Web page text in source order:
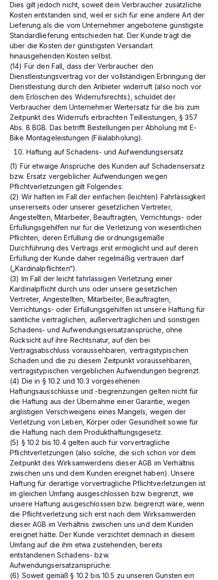
Dies gilt jedoch nicht, soweit dem Verbraucher zusätzliche
Kosten entstanden sind, weil er sich für eine andere Art der
Lieferung als die vom Unternehmer angebotene günstigste
Standardlieferung entschieden hat. Der Kunde trägt die
über die Kosten der günstigsten Versandart
hinausgehenden Kosten selbst.
(14) Für den Fall, dass der Verbraucher den
Dienstleistungsvertrag vor der vollständigen Erbringung der
Dienstleistung durch den Anbieter widerruft (also noch vor
dem Erlöschen des Widerrufsrechts), schuldet der
Verbraucher dem Unternehmer Wertersatz für die bis zum
Zeitpunkt des Widerrufs erbrachten Teilleistungen, § 357
Abs. 8 BGB. Das betrifft Bestellungen per Abholung mit E-
Bike Montageleistungen (Filialabholung).
Haftung auf Schadens- und Aufwendungsersatz
(1) Für etwaige Ansprüche des Kunden auf Schadensersatz
bzw. Ersatz vergeblicher Aufwendungen wegen
Pflichtverletzungen gilt Folgendes:
(2) Wir haften im Fall der einfachen (leichten) Fahrlässigkeit
unsererseits oder unserer gesetzlichen Vertreter,
Angestellten, Mitarbeiter, Beauftragten, Verrichtungs- oder
Erfüllungsgehilfen nur für die Verletzung von wesentlichen
Pflichten, deren Erfüllung die ordnungsgemäße
Durchführung des Vertrags erst ermöglicht und auf deren
Erfüllung der Kunde daher regelmäßig vertrauen darf
(„Kardinalpflichten“).
(3) Im Fall der leicht fahrlässigen Verletzung einer
Kardinalpflicht durch uns oder unsere gesetzlichen
Vertreter, Angestellten, Mitarbeiter, Beauftragten,
Verrichtungs- oder Erfüllungsgehilfen ist unsere Haftung für
sämtliche vertraglichen, außervertraglichen und sonstigen
Schadens- und Aufwendungsersatzansprüche, ohne
Rücksicht auf ihre Rechtsnatur, auf den bei
Vertragsabschluss voraussehbaren, vertragstypischen
Schaden und die zu diesem Zeitpunkt voraussehbaren,
vertragstypischen vergeblichen Aufwendungen begrenzt.
(4) Die in § 10.2 und 10.3 vorgesehenen
Haftungsausschlüsse und -begrenzungen gelten nicht für
die Haftung aus der Übernahme einer Garantie, wegen
arglistigen Verschweigens eines Mangels, wegen der
Verletzung von Leben, Körper oder Gesundheit sowie für
die Haftung nach dem Produkthaftungsgesetz.
(5) § 10.2 bis 10.4 gelten auch für vorvertragliche
Pflichtverletzungen (also solche, die sich schon vor dem
Zeitpunkt des Wirksamwerdens dieser AGB im Verhältnis
zwischen uns und dem Kunden ereignet haben). Unsere
Haftung für derartige vorvertragliche Pflichtverletzungen ist
im gleichen Umfang ausgeschlossen bzw. begrenzt, wie
unsere Haftung ausgeschlossen bzw. begrenzt wäre, wenn
die Pflichtverletzung sich erst nach dem Wirksamwerden
dieser AGB im Verhältnis zwischen uns und dem Kunden
ereignet hätte. Der Kunde verzichtet demnach in diesem
Umfang auf die ihm etwa zustehenden, bereits
entstandenen Schadens- bzw.
Aufwendungsersatzansprüche.
(6) Soweit gemäß § 10.2 bis 10.5 zu unseren Gunsten ein